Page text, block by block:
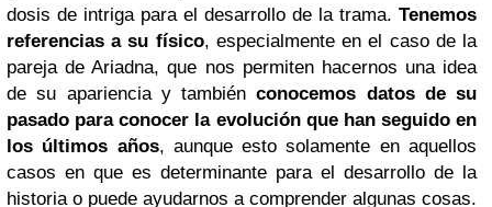
dosis de intriga para el desarrollo de la trama. Tenemos
referencias a su físico, especialmente en el caso de la
pareja de Ariadna, que nos permiten hacernos una idea
de su apariencia y tambiénconocemos datos de su
pasado para conocer la evolución que han seguido en
los últimos años, aunque esto solamente en aquellos
casos en que es determinante para el desarrollo de la
historia o puede ayudarnos a comprender algunas cosas.